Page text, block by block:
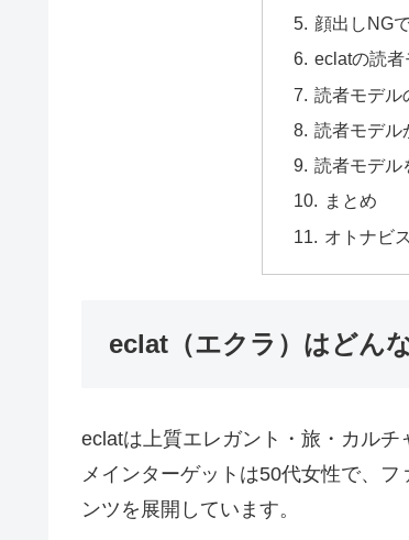
顔出しNG
eclatの読者
読者モデル
読者モデル
読者モデル
まとめ
オトナビ
eclat（エクラ）はどん
eclatは上質エレガント・旅・カルチ
メインターゲットは50代女性で、
ンツを展開しています。